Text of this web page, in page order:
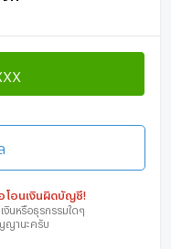
โอนเงินผิดบัญชี!
งินหรือธุรกรรมใดๆ
ญานะครับ